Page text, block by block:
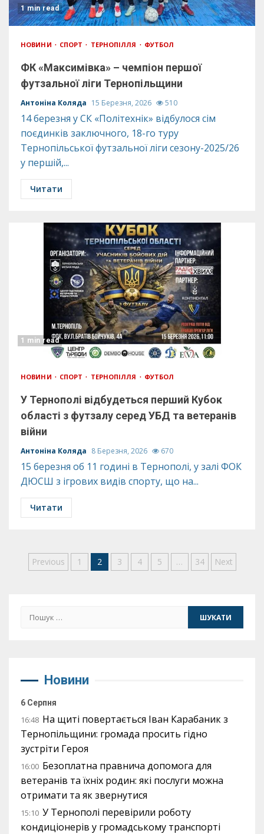
1 min read
НОВИНИ СПОРТ ТЕРНОПІЛЛЯ ФУТБОЛ
ФК «Максимівка» – чемпіон першої
футзальної ліги Тернопільщини
Антоніна Коляда 15 Березня, 2026 510
14 березня у СК «Політехнік» відбулося сім
поєдинків заключного, 18-го туру
Тернопільської футзальної ліги сезону-2025/26
у першій,...
Читати
1 min read
НОВИНИ СПОРТ ТЕРНОПІЛЛЯ ФУТБОЛ
У Тернополі відбудеться перший Кубок
області з футзалу серед УБД та ветеранів
війни
Антоніна Коляда 8 Березня, 2026 670
15 березня об 11 годині в Тернополі, у залі ФОК
ДЮСШ з ігрових видів спорту, що на...
Читати
Пагінація
Previous 1 2 3 4 5 … 34 Next
Пошук:
Новини
6 Серпня
16:48 На щиті повертається Іван Карабаник з
Тернопільщини: громада просить гідно
зустріти Героя
16:00 Безоплатна правнича допомога для
ветеранів та їхніх родин: які послуги можна
отримати та як звернутися
15:10 У Тернополі перевірили роботу
кондиціонерів у громадському транспорті